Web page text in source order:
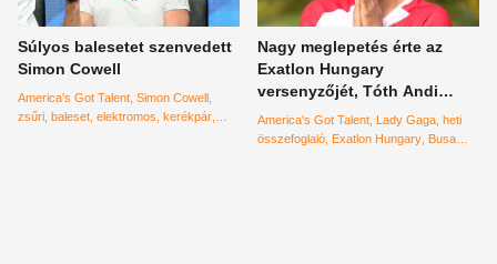
Súlyos balesetet szenvedett
Simon Cowell
America's Got Talent Simon Cowell
zsűri baleset elektromos kerékpár
Nagy meglepetés érte az
Exatlon Hungary
versenyzőjét, Tóth Andi
levetkőzött
America's Got Talent Lady Gaga heti
összefoglaló Exatlon Hungary Busa